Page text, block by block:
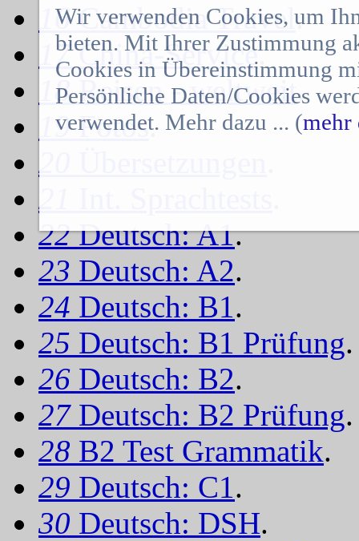
16Cambodia Travel.
17China-Service.
18Reisen - weltweit.
19Fotos.
20
21
22Deutsch: A1.
23 Deutsch: A2.
24 Deutsch: B1.
25 Deutsch: B1 Prüfung.
26 Deutsch: B2.
27 Deutsch: B2 Prüfung.
28 B2 Test Grammatik.
29 Deutsch: C1.
30 Deutsch: DSH.
Wir verwenden Cookies, um
bieten. Mit Ihrer Zustimmung
Cookies in Übereinstimmung
Persönliche Daten/Cookies
verwendet. Mehr dazu ... (mehr